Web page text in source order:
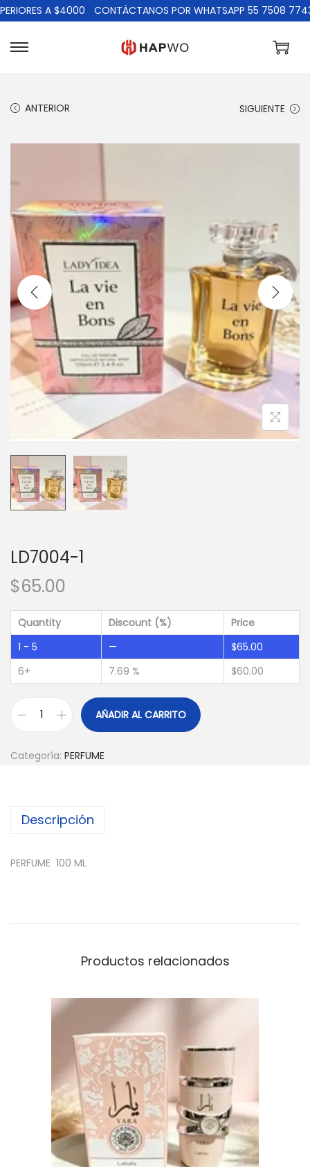
A $4000 CONTÁCTANOS POR WHATSAPP 55 7508 7743
ANTERIOR SIGUIENTE
LD7004-1
$65.00
Quantity Discount (%)
Price
1 - 5
— $65.00
6+
7.69 % $60.00
AÑADIR AL CARRITO
Categoría: PERFUME
Descripción
PERFUME 100 ML
Productos relacionados